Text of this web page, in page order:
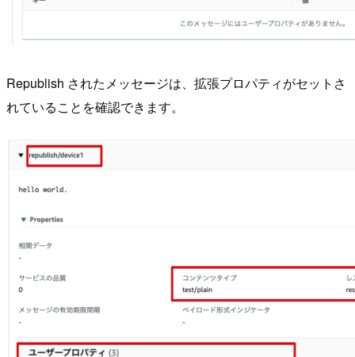
Republish されたメッセージは、拡張プロパティがセットさ
れていることを確認できます。